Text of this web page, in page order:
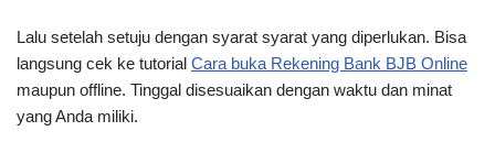
Lalu setelah setuju dengan syarat syarat yang diperlukan. Bisa
langsung cek ke tutorial Cara buka Rekening Bank BJB Online
maupun offline. Tinggal disesuaikan dengan waktu dan minat
yang Anda miliki.